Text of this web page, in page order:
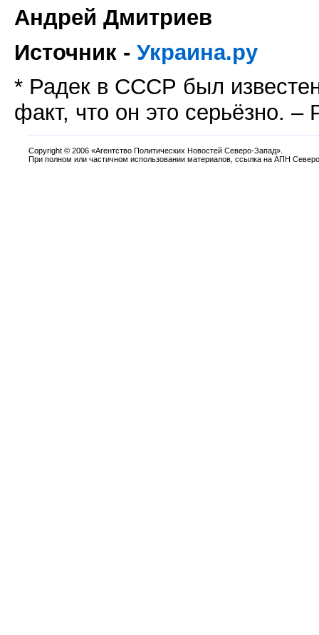
Андрей Дмитриев
Источник - Украина.ру
* Радек в СССР был
факт, что он это серьёзно. –
Copyright © 2006 «Агентство Политических Новостей Северо-Запад».
При полном или частичном использовании материалов, ссылка на АПН